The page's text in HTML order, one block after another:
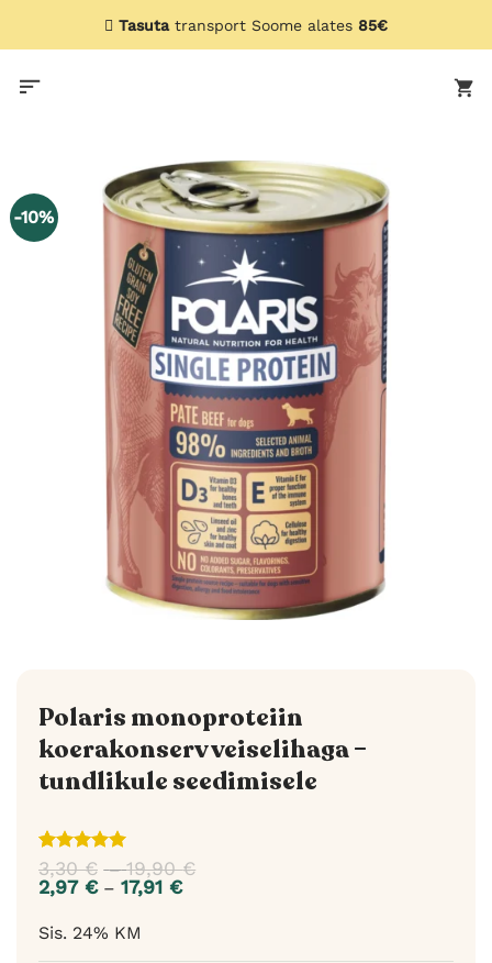
Tasutatransport Soome alates 85€
-10%
Polaris monoproteiin
koerakonserv veiselihaga –
tundlikule seedimisele
Hinnatud
5/5
1
kliendi
hinnangu
3,30€ – 19,90€
2,97 € – 17,91 €Hinnavahemik:
Sis. 24% KM